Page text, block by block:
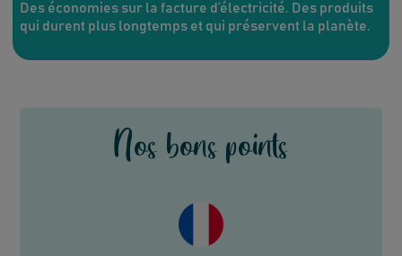
Des économies sur la facture d’électricité. Des produits
qui durent plus longtemps et qui préservent la planète.
Nos bons points